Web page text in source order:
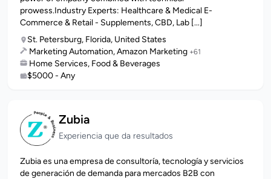
prowess.Industry Experts: Healthcare & Medical E-
Commerce & Retail - Supplements, CBD, Lab [...]
St. Petersburg, Florida, United States
Marketing Automation, Amazon Marketing +61
Home Services, Food & Beverages
$5000 - Any
Zubia
Experiencia que da resultados
Zubia es una empresa de consultoría, tecnología y servicios
de generación de demanda para mercados B2B con